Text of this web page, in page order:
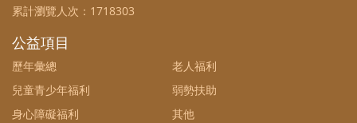
累計瀏覽人次： 1718303
公益項目
歷年彙總
老人福利
兒童青少年福利
弱勢扶助
身心障礙福利
其他